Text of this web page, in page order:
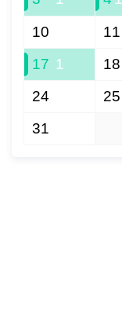
10 11
17 1 18
24 25
31